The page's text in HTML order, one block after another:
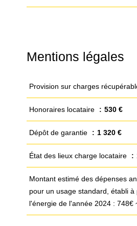
Mentions légales
Provision sur charges
Honoraires locataire 530 €
Dépôt de garantie 1 320 €
État des lieux charge locataire
Montant estimé des dépenses
pour un usage standard, établi
l'énergie de l'année 2024 : 748€